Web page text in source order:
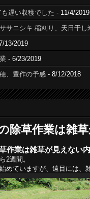
遅い収穫でした - 11/4/2019
サニシキ 稲刈り、天日干し
13/2019
- 6/23/2019
、豊作の予感 - 8/12/2018
除草作業は雑
作業は雑草が見えない
2週間。
めていますが、遠目には、